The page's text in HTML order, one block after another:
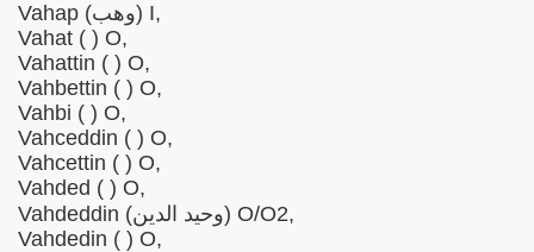
Vahap (وهب) I,
Vahat ( ) O,
Vahattin ( ) O,
Vahbettin ( ) O,
Vahbi ( ) O,
Vahceddin ( ) O,
Vahcettin ( ) O,
Vahded ( ) O,
Vahdeddin (وحید الدین) O/O2,
Vahdedin ( ) O,